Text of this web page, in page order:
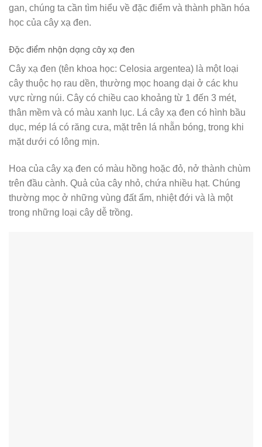
gan, chúng ta cần tìm hiểu về đặc điểm và thành phần hóa
học của cây xạ đen.
Đặc điểm nhận dạng cây xạ đen
Cây xạ đen (tên khoa học: Celosia argentea) là một loại
cây thuộc họ rau dền, thường mọc hoang dại ở các khu
vực rừng núi. Cây có chiều cao khoảng từ 1 đến 3 mét,
thân mềm và có màu xanh lục. Lá cây xạ đen có hình bầu
dục, mép lá có răng cưa, mặt trên lá nhẵn bóng, trong khi
mặt dưới có lông mịn.
Hoa của cây xạ đen có màu hồng hoặc đỏ, nở thành chùm
trên đầu cành. Quả của cây nhỏ, chứa nhiều hạt. Chúng
thường mọc ở những vùng đất ẩm, nhiệt đới và là một
trong những loại cây dễ trồng.